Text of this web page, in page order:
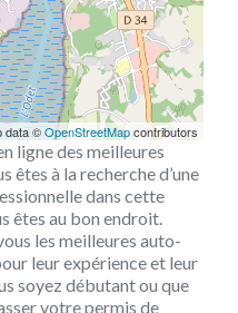
data ©OpenStreetMapcontributors
ligne des meilleures
êtes à la recherche d’une
dans cette
êtes au bon endroit.
les meilleures auto-
leur expérience et leur
soyez débutant ou que
votre permis de